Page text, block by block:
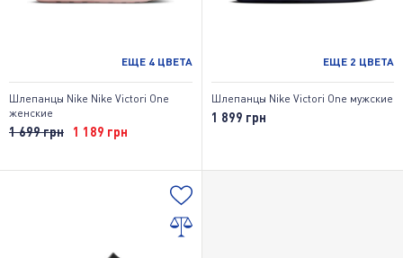
ЕЩЕ 4 ЦВЕТА
Шлепанцы Nike Nike Victori One
женские
1 699 грн 1 189 грн
ЕЩЕ 2 ЦВЕТА
Шлепанцы Nike Victori One мужские
1 899 грн